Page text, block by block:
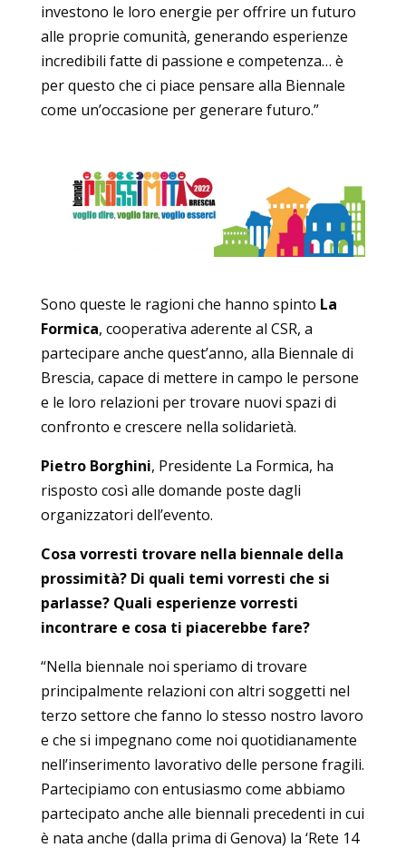
investono le loro energie per offrire un futuro
alle proprie comunità, generando esperienze
incredibili fatte di passione e competenza… è
per questo che ci piace pensare alla Biennale
come un’occasione per generare futuro.”
Sono queste le ragioni che hanno spinto La
Formica, cooperativa aderente al CSR, a
partecipare anche quest’anno, alla Biennale di
Brescia, capace di mettere in campo le persone
e le loro relazioni per trovare nuovi spazi di
confronto e crescere nella solidarietà.
Pietro Borghini, Presidente La Formica, ha
risposto così alle domande poste dagli
organizzatori dell’evento.
Cosa vorresti trovare nella biennale della
prossimità? Di quali temi vorresti che si
parlasse? Quali esperienze vorresti
incontrare e cosa ti piacerebbe fare?
“Nella biennale noi speriamo di trovare
principalmente relazioni con altri soggetti nel
terzo settore che fanno lo stesso nostro lavoro
e che si impegnano come noi quotidianamente
nell’inserimento lavorativo delle persone fragili.
Partecipiamo con entusiasmo come abbiamo
partecipato anche alle biennali precedenti in cui
è nata anche (dalla prima di Genova) la ‘Rete 14